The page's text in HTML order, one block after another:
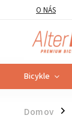
O NÁS
Bicykle
Domov /